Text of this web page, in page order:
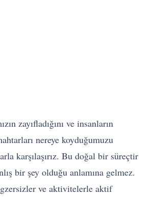
zayıfladığını ve insanların
nereye koyduğumuzu
karşılaşırız. Bu doğal bir süreçtir
bir şey olduğu anlamına gelmez.
ve aktivitelerle aktif